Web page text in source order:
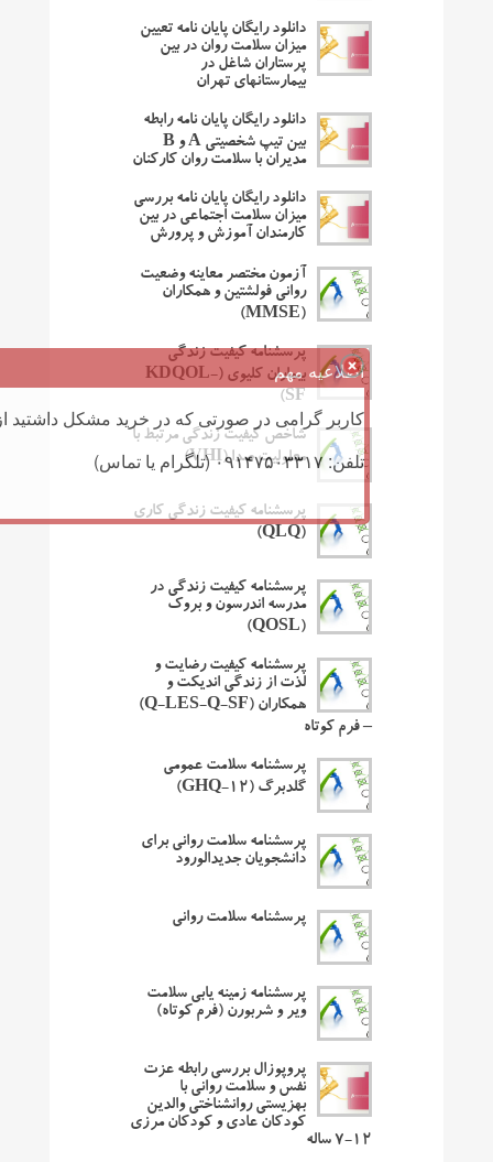
دانلود رایگان پایان نامه تعیین
میزان سلامت روان در بین
پرستاران شاغل در
بیمارستانهای تهران
دانلود رایگان پایان نامه رابطه
بین تیپ شخصیتی A و B
مدیران با سلامت روان کارکنان
دانلود رایگان پایان نامه بررسی
میزان سلامت اجتماعی در بین
کارمندان آموزش و پرورش
آزمون مختصر معاینه وضعیت
روانی فولشتین و همکاران
(MMSE)
پرسشنامه کیفیت زندگی
بیماران کلیوی (KDQOL-
SF)
شاخص کیفیت زندگی مرتبط با
معلولیت صدا (VHI)
پرسشنامه کیفیت زندگی کاری
(QLQ)
پرسشنامه کیفیت زندگی در
مدرسه اندرسون و بروک
(QOSL)
پرسشنامه کیفیت رضایت و
لذت از زندگی اندیکت و
همکاران (Q-LES-Q-SF)
– فرم کوتاه
پرسشنامه سلامت عمومی
گلدبرگ (GHQ-12)
پرسشنامه سلامت روانی برای
دانشجویان جدیدالورود
پرسشنامه سلامت روانی
پرسشنامه زمینه یابی سلامت
ویر و شربورن (فرم کوتاه)
پروپوزال بررسی رابطه عزت
نفس و سلامت روانی با
بهزیستی روانشناختی والدین
کودکان عادی و کودکان مرزی
۱۲-۷ ساله
اطلاعیه مهم
کاربر گرامی در صورتی که در خرید مشکل داشتید
تلفن: ۰۹۱۴۷۵۰۳۳۱۷ (تلگرام یا تماس)